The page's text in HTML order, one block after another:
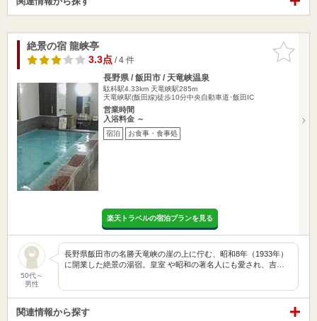
お気に入
りに追加
絶景の宿 龍峡亭
3.3点/ 4 件
長野県 / 飯田市 / 天竜峡温泉
駄科駅4.33km 天竜峡駅285m
天竜峡駅(飯田線)徒歩10分中央自動車道･飯田IC
営業時間
入浴料金 ～
宿泊 お食事・食事処
楽天トラベルの宿泊プランを見る
50代～
男性
長野県飯田市の名勝天竜峡の崖の上に佇む、昭和8年（1933年）
に開業した絶景の湯宿。皇室 や昭和の著名人にも愛され、吉…
関連情報から探す